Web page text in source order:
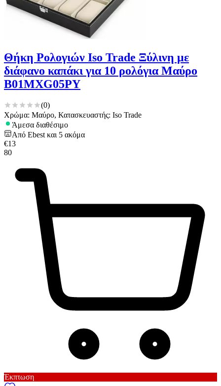
Θήκη Ρολογιών Iso Trade Ξύλινη με
διάφανο καπάκι για 10 ρολόγια Μαύρο
B01MXG05PY
(0)
Χρώμα: Μαύρο, Κατασκευαστής: Iso Trade
Άμεσα διαθέσιμο
Από Ebest και 5 ακόμα
€13
80
Έκπτωση